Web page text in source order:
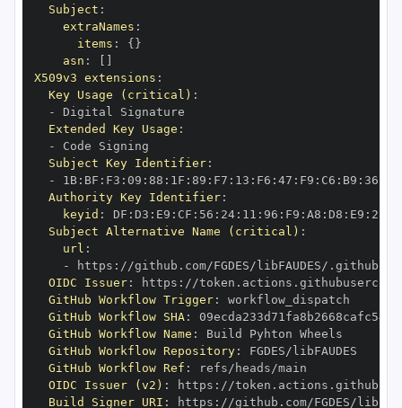
Subject :
extraNames :
items : { }
asn :
X509v3 extensions :
Key Usage (critical) :
-
Extended Key Usage :
-
Subject Key Identifier:
-
1B: BF : F3 : 09 : 88 : 1F : 89 : F7 : 13 : F6 : 47 : F9 : C6 : B9 : 36
Authority Key Identifier:
keyid : DF : D3 : E9 : CF : 56 : 24: 11 : 96 : F9 : A8 : D8 : E9 : 28
Subject Alternative Name (critical) :
url :
-
https :
OIDC Issuer: https :
GitHub Workflow Trigger:
GitHub Workflow SHA:
GitHub Workflow Name :
GitHub Workflow Repository:
GitHub Workflow Ref :
OIDC Issuer (v2) : https :
Build Signer URI : https :